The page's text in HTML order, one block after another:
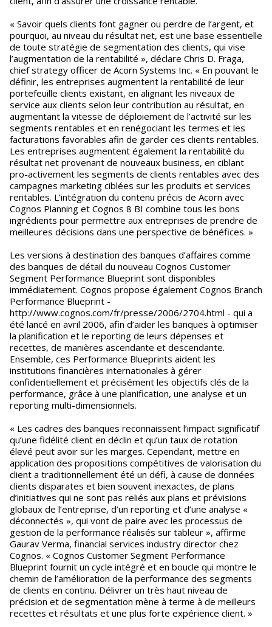
« Savoir quels clients font gagner ou perdre de l’argent, et
pourquoi, au niveau du résultat net, est une base essentielle
de toute stratégie de segmentation des clients, qui vise
l’augmentation de la rentabilité », déclare Chris D. Fraga,
chief strategy officer de Acorn Systems Inc. « En pouvant le
définir, les entreprises augmentent la rentabilité de leur
portefeuille clients existant, en alignant les niveaux de
service aux clients selon leur contribution au résultat, en
augmentant la vitesse de déploiement de l’activité sur les
segments rentables et en renégociant les termes et les
facturations favorables afin de garder ces clients rentables.
Les entreprises augmentent également la rentabilité du
résultat net provenant de nouveaux business, en ciblant
pro-activement les segments de clients rentables avec des
campagnes marketing ciblées sur les produits et services
rentables. L’intégration du contenu précis de Acorn avec
Cognos Planning et Cognos 8 BI combine tous les bons
ingrédients pour permettre aux entreprises de prendre de
meilleures décisions dans une perspective de bénéfices. »
Les versions à destination des banques d’affaires comme
des banques de détail du nouveau Cognos Customer
Segment Performance Blueprint sont disponibles
immédiatement. Cognos propose également Cognos Branch
Performance Blueprint -
http://www.cognos.com/fr/presse/2006/2704.html - qui a
été lancé en avril 2006, afin d’aider les banques à optimiser
la planification et le reporting de leurs dépenses et
recettes, de manières ascendante et descendante.
Ensemble, ces Performance Blueprints aident les
institutions financières internationales à gérer
confidentiellement et précisément les objectifs clés de la
performance, grâce à une planification, une analyse et un
reporting multi-dimensionnels.
« Les cadres des banques reconnaissent l’impact significatif
qu’une fidélité client en déclin et qu’un taux de rotation
élevé peut avoir sur les marges. Cependant, mettre en
application des propositions compétitives de valorisation du
client a traditionnellement été un défi, à cause de données
clients disparates et bien souvent inexactes, de plans
d’initiatives qui ne sont pas reliés aux plans et prévisions
globaux de l’entreprise, d’un reporting et d’une analyse «
déconnectés », qui vont de paire avec les processus de
gestion de la performance réalisés sur tableur », affirme
Gaurav Verma, financial services industry director chez
Cognos. « Cognos Customer Segment Performance
Blueprint fournit un cycle intégré et en boucle qui montre le
chemin de l’amélioration de la performance des segments
de clients en continu. Délivrer un très haut niveau de
précision et de segmentation mène à terme à de meilleurs
recettes et résultats et une plus forte expérience client. »